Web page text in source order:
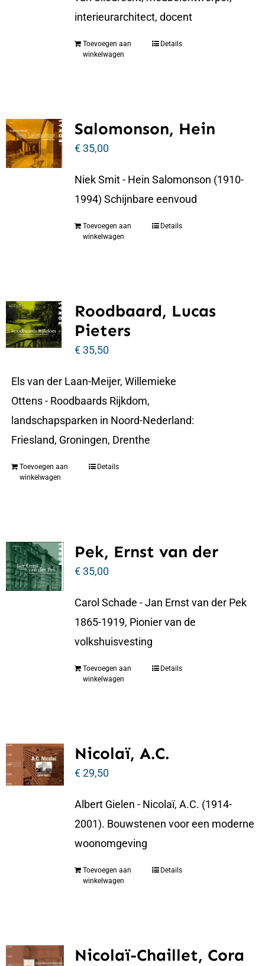
interieurarchitect, docent
Toevoegen aan
winkelwagen
Details
Salomonson, Hein
€35,00
Niek Smit - Hein Salomonson (1910-
1994) Schijnbare eenvoud
Toevoegen aan
winkelwagen
Details
Roodbaard, Lucas
Pieters
€35,50
Els van der Laan-Meijer, Willemieke
Ottens - Roodbaards Rijkdom,
landschapsparken in Noord-Nederland:
Friesland, Groningen, Drenthe
Toevoegen aan
winkelwagen
Details
Pek, Ernst van der
€35,00
Carol Schade - Jan Ernst van der Pek
1865-1919, Pionier van de
volkshuisvesting
Toevoegen aan
winkelwagen
Details
Nicolaï, A.C.
€29,50
Albert Gielen - Nicolaï, A.C. (1914-
2001). Bouwstenen voor een moderne
woonomgeving
Toevoegen aan
winkelwagen
Details
Nicolaï-Chaillet, Cora